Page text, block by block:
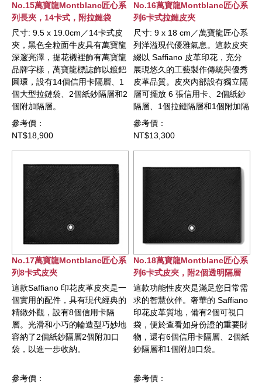
No.15萬寶龍Montblanc匠心系
列長夾，14卡式，附拉鏈袋
尺寸: 9.5 x 19.0cm／14卡式皮
夾，黑色全粒面牛皮具有萬寶龍
深邃亮澤，提花襯裡飾有萬寶龍
品牌字樣，萬寶龍標誌飾以鍍鈀
圓環，設有14個信用卡隔層、1
個大型拉鏈袋、2個紙鈔隔層和2
個附加隔層。
參考價：
NT$18,900
No.16萬寶龍Montblanc匠心系
列6卡式拉鏈皮夾
尺寸: 9 x 18 cm／萬寶龍匠心系
列洋溢現代優雅氣息。這款皮夾
綴以 Saffiano 皮革印花，充分
展現悠久的工藝製作傳統與優秀
皮革品質。皮夾內部設有獨立隔
層可擺放 6 張信用卡、2個紙鈔
隔層、1個拉鏈隔層和1個附加隔
層。
參考價：
NT$13,300
No.17萬寶龍Montblanc匠心系
列8卡式皮夾
這款Saffiano 印花皮革皮夾是一
個實用的配件，具有現代經典的
精緻外觀，設有8個信用卡隔
層。光滑和小巧的輪造型巧妙地
容納了2個紙鈔隔層2個附加口
袋，以進一步收納。
參考價：
No.18萬寶龍Montblanc匠心系
列6卡式皮夾，附2個透明隔層
這款功能性皮夾是滿足您日常需
求的智慧伙伴。奢華的 Saffiano
印花皮革質地，備有2個可視口
袋，便於查看如身份證的重要財
物，還有6個信用卡隔層、2個紙
鈔隔層和1個附加口袋。
參考價：